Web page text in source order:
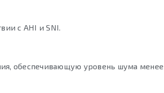
с AHI и SNI.
обеспечивающую уровень шума